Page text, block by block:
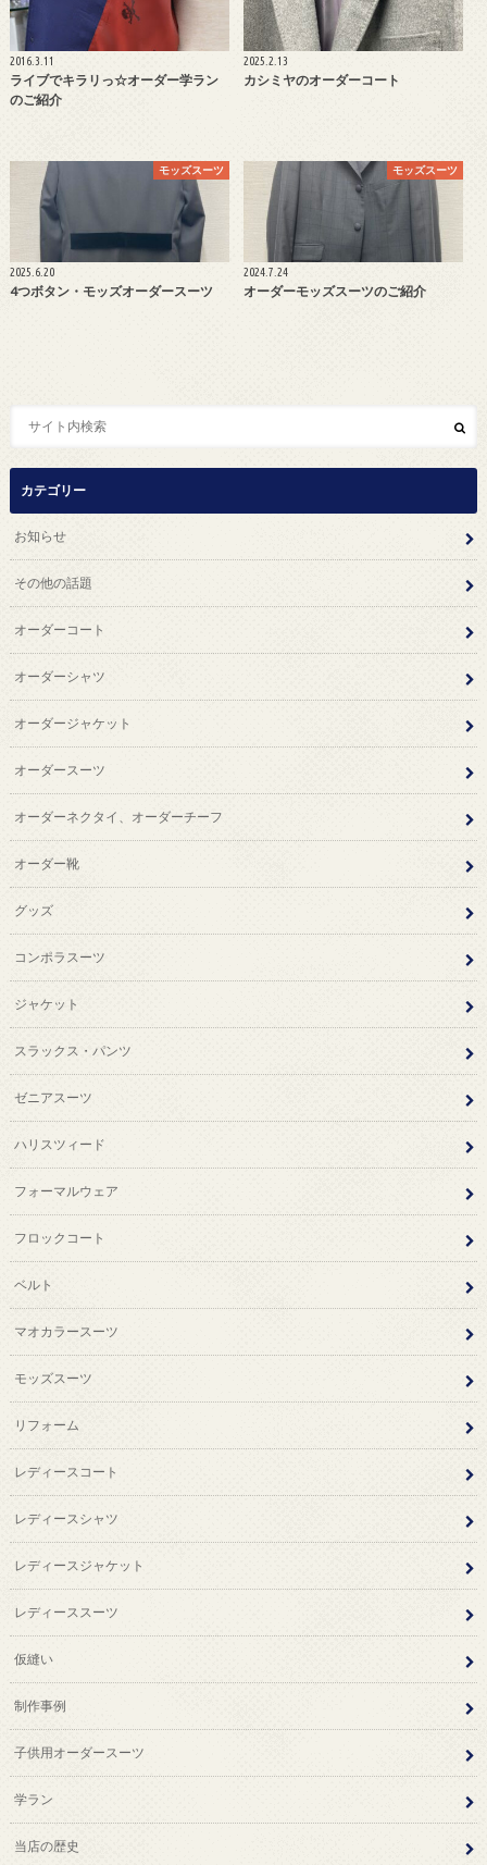
2016.3.11
ライブでキラリっ☆オーダー学ラン
のご紹介
2025.2.13
カシミヤのオーダーコート
モッズスーツ
2025.6.20
4つボタン・モッズオーダースーツ
モッズスーツ
2024.7.24
オーダーモッズスーツのご紹介
カテゴリー
お知らせ
その他の話題
オーダーコート
オーダーシャツ
オーダージャケット
オーダースーツ
オーダーネクタイ、オーダーチーフ
オーダー靴
グッズ
コンポラスーツ
ジャケット
スラックス・パンツ
ゼニアスーツ
ハリスツィード
フォーマルウェア
フロックコート
ベルト
マオカラースーツ
モッズスーツ
リフォーム
レディースコート
レディースシャツ
レディースジャケット
レディーススーツ
仮縫い
制作事例
子供用オーダースーツ
学ラン
当店の歴史